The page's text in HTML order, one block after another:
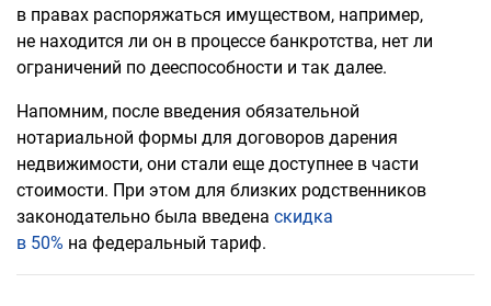
в правах распоряжаться имуществом, например,
не находится ли он в процессе банкротства, нет ли
ограничений по дееспособности и так далее.
Напомним, после введения обязательной
нотариальной формы для договоров дарения
недвижимости, они стали еще доступнее в части
стоимости. При этом для близких родственников
законодательно была введена скидка
в 50% на федеральный тариф.